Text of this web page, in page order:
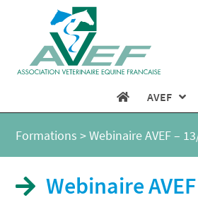
AVEF
Formations >Webinaire AVEF –
Webinaire